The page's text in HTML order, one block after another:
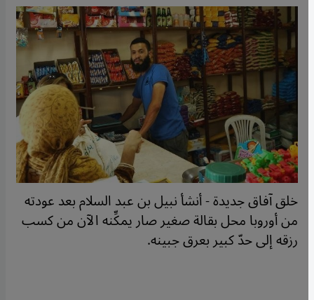
خلق آفاق جديدة - أنشأ نبيل بن عبد السلام بعد عودته
من أوروبا محل بقالة صغير صار يمكِّنه الآن من كسب
رزقه إلى حدّ كبير بعرق جبينه.